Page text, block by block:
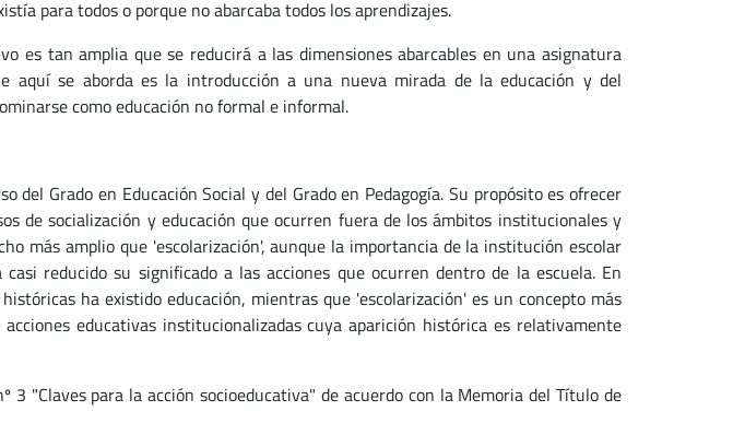
para todos o porque no abarcaba todos los aprendizajes.
es tan amplia que se reducirá a las dimensiones abarcables en una asignatura
aquí se aborda es la introducción a una nueva mirada de la educación y del
como educación no formal e informal.
del Grado en Educación Social y del Grado en Pedagogía. Su propósito es ofrecer
de socialización y educación que ocurren fuera de los ámbitos institucionales y
más amplio que 'escolarización', aunque la importancia de la institución escolar
casi reducido su significado a las acciones que ocurren dentro de la escuela. En
ha existido educación, mientras que 'escolarización' es un concepto más
educativas institucionalizadas cuya aparición histórica es relativamente
3 "Claves para la acción socioeducativa" de acuerdo con la Memoria del Título de